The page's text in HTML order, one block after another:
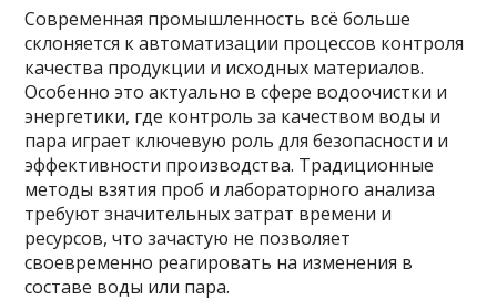
Современная промышленность всё больше
склоняется к автоматизации процессов контроля
качества продукции и исходных материалов.
Особенно это актуально в сфере водоочистки и
энергетики, где контроль за качеством воды и
пара играет ключевую роль для безопасности и
эффективности производства. Традиционные
методы взятия проб и лабораторного анализа
требуют значительных затрат времени и
ресурсов, что зачастую не позволяет
своевременно реагировать на изменения в
составе воды или пара.